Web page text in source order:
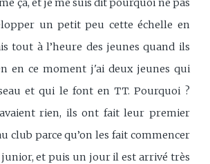
ça, et je me suis dit pourquoi ne pas
un petit peu cette échelle en
tout à l’heure des jeunes quand ils
en ce moment j'ai deux jeunes qui
et qui le font en TT. Pourquoi ?
rien, ils ont fait leur premier
club parce qu’on les fait commencer
junior, et puis un jour il est arrivé très